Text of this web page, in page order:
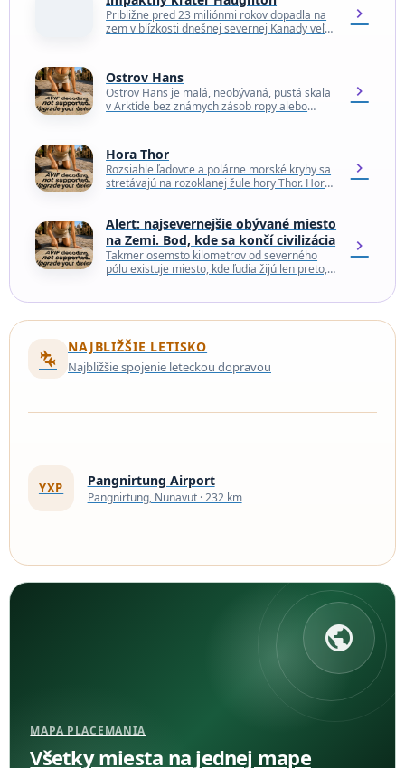
Približne pred 23 miliónmi rokov dopadla na
zem v blízkosti dnešnej severnej Kanady veľká
chevron_right
Ostrov Hans
Ostrov Hans je malá, neobývaná, pustá skala
v Arktíde bez známych zásob ropy alebo
chevron_right
Hora Thor
Rozsiahle ľadovce a polárne morské kryhy sa
stretávajú na rozoklanej žule hory Thor. Hora
chevron_right
Alert: najsevernejšie obývané miesto
na Zemi. Bod, kde sa končí civilizácia
Takmer osemsto kilometrov od severného
pólu existuje miesto, kde ľudia žijú len preto,
chevron_right
connecting_airports
NAJBLIŽŠIE LETISKO
Najbližšie spojenie leteckou dopravou
YXP Pangnirtung Airport
Pangnirtung, Nunavut · 232 km
public
MAPA PLACEMANIA
Všetky miesta na jednej mape